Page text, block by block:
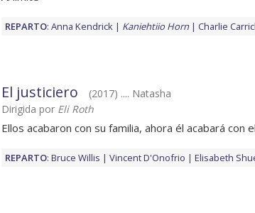
REPARTO: Anna Kendrick Kaniehtiio Horn Charlie
El justiciero
(2017) .... Natasha
Dirigida por Eli Roth
Ellos acabaron con su familia, ahora él acabará con
REPARTO: Bruce Willis Vincent D'Onofrio Elisabeth